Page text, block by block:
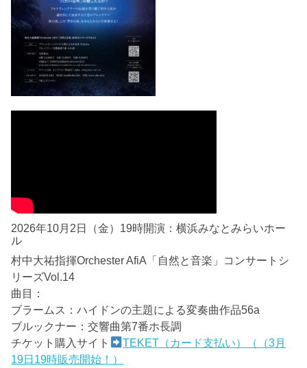
2026年10月2日（金）19時開演：横浜みなとみらいホー
ル
村中大祐指揮Orchester AfiA「自然と音楽」コンサートシ
リーズVol.14
曲目：
ブラームス：ハイドンの主題による変奏曲作品56a
ブルックナー：交響曲第7番ホ長調
チケット購入サイト
TEKET（カード支払い）（（3月
19日19時販売開始！）